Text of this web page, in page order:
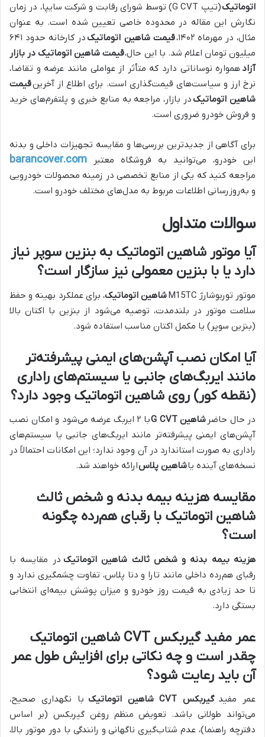
اتوماتیک
(تیپ G CVT) توسط شورای رقابت و شرکت سایپا، در زمان
نگارش این مقاله در محدوده خاصی تعیین شده است. به عنوان
مثال، در مهرماه ۱۴۰۲،
قیمت شاهین اتوماتیک
در کارخانه حدود ۶۴۱
میلیون تومان اعلام شد. با این حال،قیمت شاهین اتوماتیک در بازار
آزاد همواره نوساناتی دارد که متأثر از عواملی مانند عرضه و تقاضا،
نرخ ارز و سیاست‌های قیمت‌گذاری است. برای اطلاع از آخرینقیمت
شاهین اتوماتیک در بازار، مراجعه به منابع خبری و پلتفرم‌های خرید
و فروش خودرو ضروری است.
برای آگاهی از جدیدترین بررسی‌ها و مقایسه تجهیزات داخلی و بدنه
این خودرو، می‌توانید به فروشگاه معتبر barancover.com
مراجعه کنید که یکی از منابع تخصصی در زمینه محصولات خودرویی
و به‌روزرسانی اطلاعات مربوط به مدل‌های مختلف خودرو است.
سوالات متداول
آیا موتور شاهین اتوماتیک به بنزین سوپر نیاز
دارد یا با بنزین معمولی نیز سازگار است؟
موتور توربوشارژ M15TC شاهین اتوماتیک، برای عملکرد بهینه و حفظ
سلامت موتور در بلندمدت، توصیه می‌شود از بنزین با اکتان بالا
(بنزین سوپر) یا مکمل اکتان مناسب استفاده شود.
آیا امکان نصب آپشن‌های ایمنی پیشرفته‌تر
مانند ایربگ‌های جانبی یا سیستم‌های راداری
(نقطه کور) روی شاهین اتوماتیک وجود دارد؟
در حال حاضر شاهین G CVT
با ۲ ایربگ عرضه می‌شود و امکان نصب
آپشن‌های ایمنی پیشرفته‌تر مانند ایربگ‌های جانبی یا سیستم‌های
راداری به صورت استاندارد در آن وجود ندارد؛ این امکانات احتمالاً در
نسخه‌های آینده یاشاهین پلاسارائه خواهند شد.
مقایسه هزینه بیمه بدنه و شخص ثالث
شاهین اتوماتیک با رقبای هم‌رده چگونه
است؟
هزینه بیمه بدنه و شخص ثالث شاهین اتوماتیک در مقایسه با
رقبای هم‌رده داخلی مانند تارا و دنا پلاس، تفاوت چشمگیری ندارد و
تا حد زیادی به قیمت روز خودرو و میزان پوشش بیمه‌ای انتخابی
بستگی دارد.
عمر مفید گیربکس CVT شاهین اتوماتیک
چقدر است و چه نکاتی برای افزایش طول عمر
آن باید رعایت شود؟
عمر مفید گیربکس CVT شاهین اتوماتیک
با نگهداری صحیح،
می‌تواند طولانی باشد. تعویض منظم روغن گیربکس (بر اساس
دفترچه راهنما)، عدم شتاب‌گیری ناگهانی و رانندگی با دور موتور بالا،